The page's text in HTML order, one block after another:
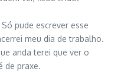
pude escrever esse
meu dia de trabalho.
anda terei que ver o
de praxe.